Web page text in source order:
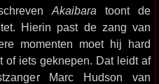
Akaibara toont de
Hierin past de zang van
momenten moet hij hard
of iets geknepen. Dat leidt af
Marc Hudson van